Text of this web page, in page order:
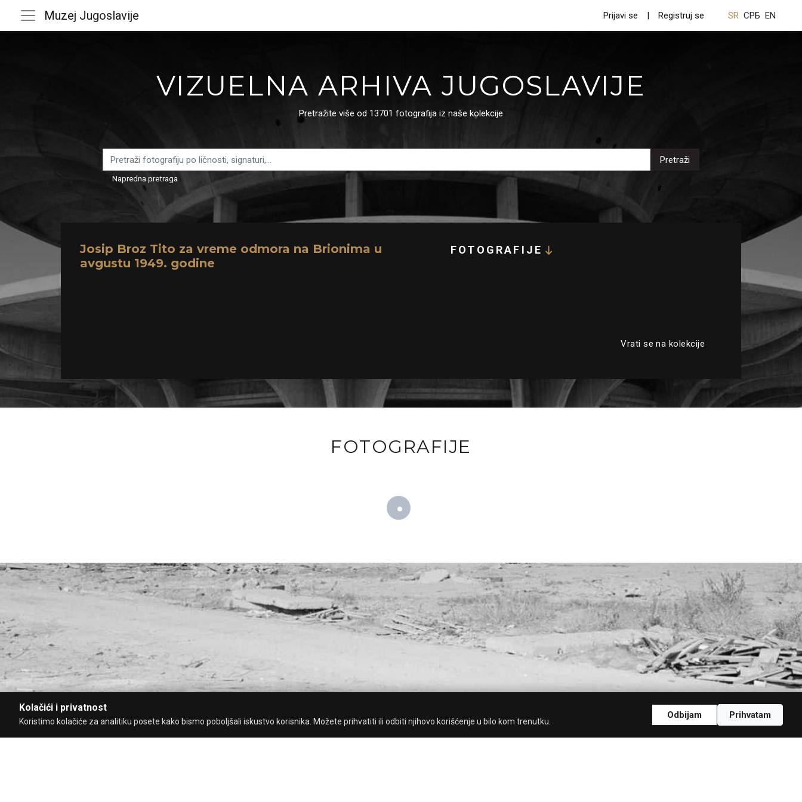
Muzej Jugoslavije Prijavi se Registruj se SR СРБ EN
VIZUELNA ARHIVA JUGOSLAVIJE
Pretražite više od 13701 fotografija iz naše kolekcije
Pretraži
Napredna pretraga
Josip Broz Tito za vreme odmora na Brionima u
avgustu 1949. godine
FOTOGRAFIJE
Vrati se na kolekcije
FOTOGRAFIJE
Kolačići i privatnost
Koristimo kolačiće za analitiku posete kako bismo poboljšali iskustvo korisnika. Možete prihvatiti ili odbiti njihovo korišćenje u bilo kom trenutku.
Odbijam Prihvatam